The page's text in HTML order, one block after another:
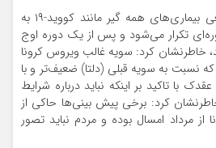
وی با بیان اینکه روند طبیعی بیماری‌های همه گیر مانند کووید-۱۹ به
تکرار می‌شود و پس از یک دوره اوج
خاطرنشان کرد: سویه غالب ویروس کرونا
نسبت به سویه قبلی (دلتا) ضعیف‌تر و با
با تاکید بر اینکه نباید درباره شرایط
کرد: برخی پیش بینی‌ها حاکی از
از مرداد امسال بوده و مردم نباید تصور